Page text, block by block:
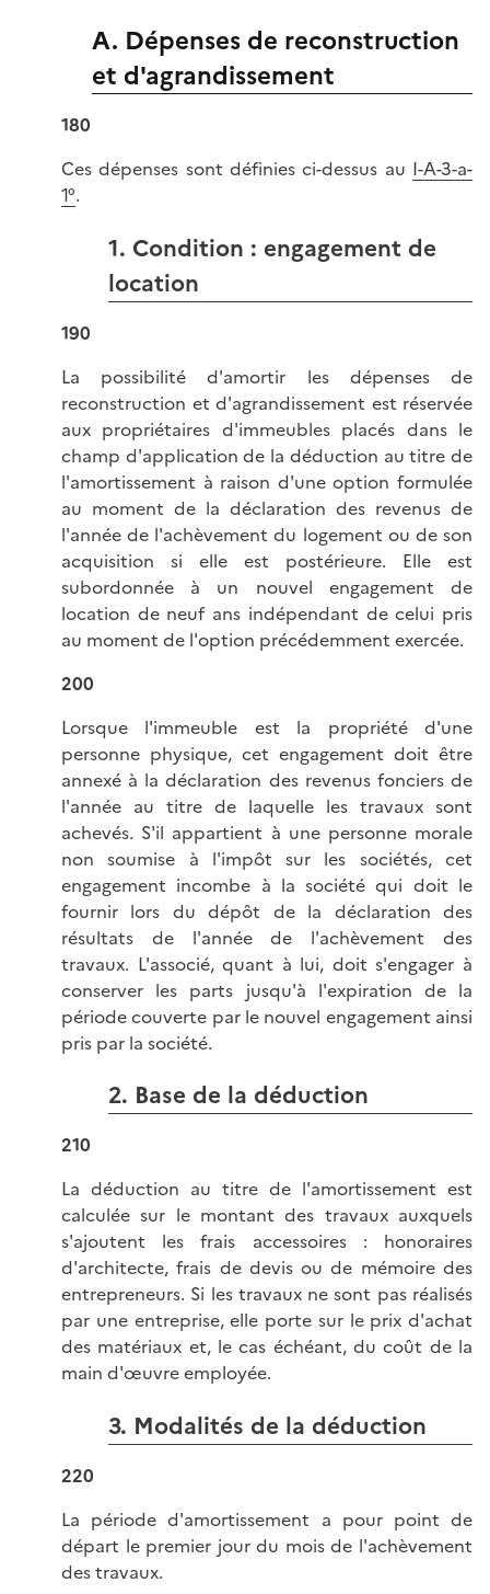
A. Dépenses de reconstruction
et d'agrandissement
180
Ces dépenses sont définies ci-dessus au I-A-3-a-
1°.
1. Condition : engagement de
location
190
La possibilité d'amortir les dépenses de
reconstruction et d'agrandissement est réservée
aux propriétaires d'immeubles placés dans le
champ d'application de la déduction au titre de
l'amortissement à raison d'une option formulée
au moment de la déclaration des revenus de
l'année de l'achèvement du logement ou de son
acquisition si elle est postérieure. Elle est
subordonnée à un nouvel engagement de
location de neuf ans indépendant de celui pris
au moment de l'option précédemment exercée.
200
Lorsque l'immeuble est la propriété d'une
personne physique, cet engagement doit être
annexé à la déclaration des revenus fonciers de
l'année au titre de laquelle les travaux sont
achevés. S'il appartient à une personne morale
non soumise à l'impôt sur les sociétés, cet
engagement incombe à la société qui doit le
fournir lors du dépôt de la déclaration des
résultats de l'année de l'achèvement des
travaux. L'associé, quant à lui, doit s'engager à
conserver les parts jusqu'à l'expiration de la
période couverte par le nouvel engagement ainsi
pris par la société.
2. Base de la déduction
210
La déduction au titre de l'amortissement est
calculée sur le montant des travaux auxquels
s'ajoutent les frais accessoires : honoraires
d'architecte, frais de devis ou de mémoire des
entrepreneurs. Si les travaux ne sont pas réalisés
par une entreprise, elle porte sur le prix d'achat
des matériaux et, le cas échéant, du coût de la
main d'œuvre employée.
3. Modalités de la déduction
220
La période d'amortissement a pour point de
départ le premier jour du mois de l'achèvement
des travaux.